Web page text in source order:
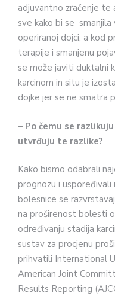
adjuvantno zračenje te
sve kako bi se
operiranoj dojci, a kod
terapije i smanjenu
se može javiti duktalni
karcinom in situ je
dojke jer se ne smatra
– Po čemu se
utvrđuju te razlike?
Kako bismo odabrali
prognozu i uspoređivali
bolesnice se
na proširenost bolesti
određivanju stadija
sustav za procjenu
prihvatili International
American Joint
Results Reporting